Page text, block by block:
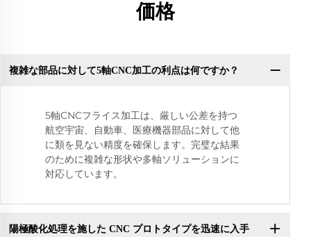
価格
複雑な部品に対して5軸CNC加工の利点は何ですか？
5軸CNCフライス加工は、厳しい公差を持つ
航空宇宙、自動車、医療機器部品に対して他
に類を見ない精度を確保します。完璧な結果
のために複雑な形状や多軸ソリューションに
対応しています。
陽極酸化処理を施した CNC プロトタイプを迅速に入手